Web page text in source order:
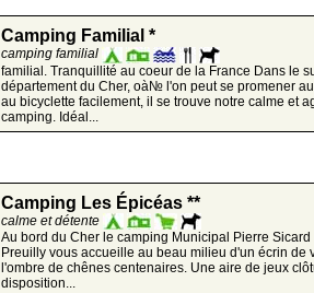
Camping Familial *
camping familial
familial. Tranquillité au coeur de la France Dans le
département du Cher, oà№ l'on peut se promener
au bicyclette facilement, il se trouve notre calme et
camping. Idéal...
Camping Les Épicéas **
calme et détente
Au bord du Cher le camping Municipal Pierre Sicard
Preuilly vous accueille au beau milieu d'un écrin de
l'ombre de chênes centenaires. Une aire de jeux
disposition...